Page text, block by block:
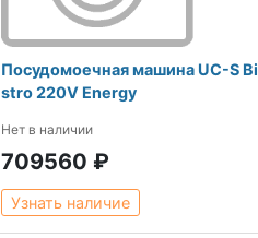
Посудомоечная машина UC-S Bi
stro 220V Energy
Нет в наличии
709560 ₽
Узнать наличие